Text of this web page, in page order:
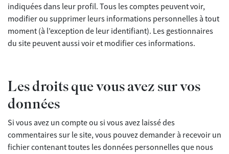
indiquées dans leur profil. Tous les comptes peuvent voir,
modifier ou supprimer leurs informations personnelles à tout
moment (à l’exception de leur identifiant). Les gestionnaires
du site peuvent aussi voir et modifier ces informations.
Les droits que vous avez sur vos
données
Si vous avez un compte ou si vous avez laissé des
commentaires sur le site, vous pouvez demander à recevoir un
fichier contenant toutes les données personnelles que nous